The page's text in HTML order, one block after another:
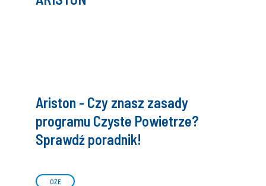
Ariston - Czy znasz zasady
programu Czyste Powietrze?
Sprawdź poradnik!
OZE